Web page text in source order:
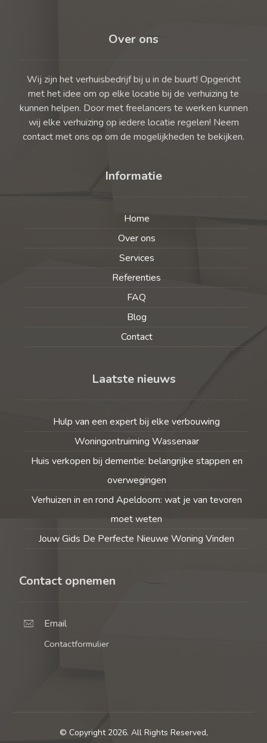
Over ons
Wij zijn het verhuisbedrijf bij u in de buurt! Opgericht
met het idee om op elke locatie bij de verhuizing te
kunnen helpen. Door met freelancers te werken kunnen
wij elke verhuizing op iedere locatie regelen! Neem
contact met ons op om de mogelijkheden te bekijken.
Informatie
Home
Over ons
Services
Referenties
FAQ
Blog
Contact
Laatste nieuws
Hulp van een expert bij elke verbouwing
Woningontruiming Wassenaar
Huis verkopen bij dementie: belangrijke stappen en
overwegingen
Verhuizen in en rond Apeldoorn: wat je van tevoren
moet weten
Jouw Gids De Perfecte Nieuwe Woning Vinden
Contact opnemen
Email
Contactformulier
© Copyright 2026. All Rights Reserved,